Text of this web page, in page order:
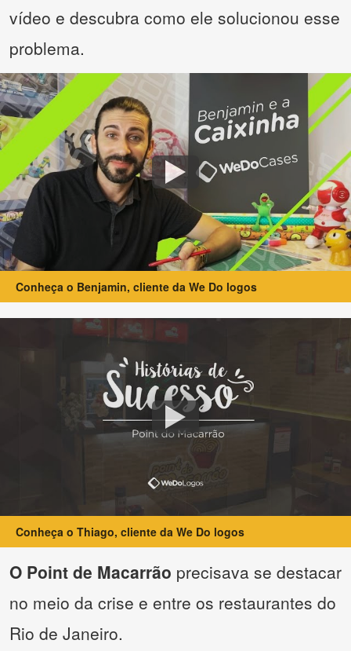
vídeo e descubra como ele solucionou esse
problema.
Conheça o Benjamin, cliente da We Do logos
Conheça o Thiago, cliente da We Do logos
O Point de Macarrão precisava se destacar
no meio da crise e entre os restaurantes do
Rio de Janeiro.